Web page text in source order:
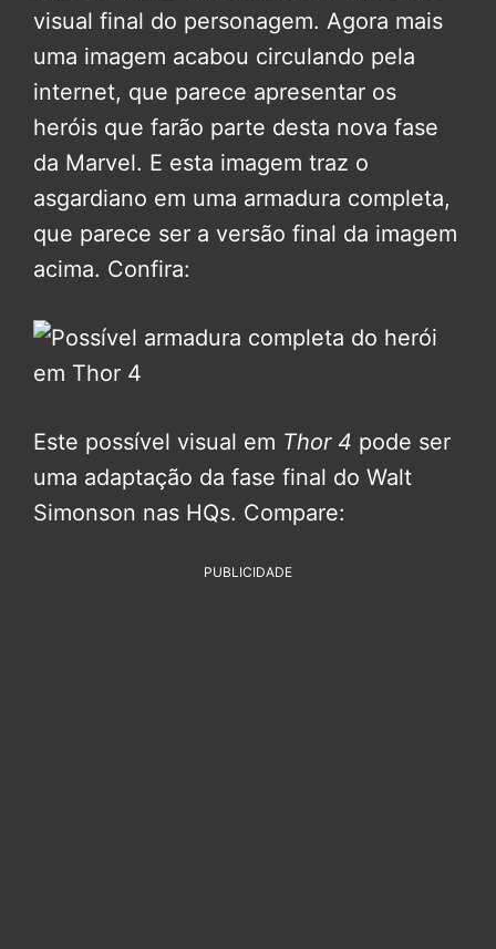
visual final do personagem. Agora mais
uma imagem acabou circulando pela
internet, que parece apresentar os
heróis que farão parte desta nova fase
da Marvel. E esta imagem traz o
asgardiano em uma armadura completa,
que parece ser a versão final da imagem
acima. Confira:
Este possível visual em Thor 4 pode ser
uma adaptação da fase final do Walt
Simonson nas HQs. Compare:
PUBLICIDADE